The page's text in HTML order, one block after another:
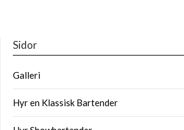
Sidor
Galleri
Hyr en Klassisk Bartender